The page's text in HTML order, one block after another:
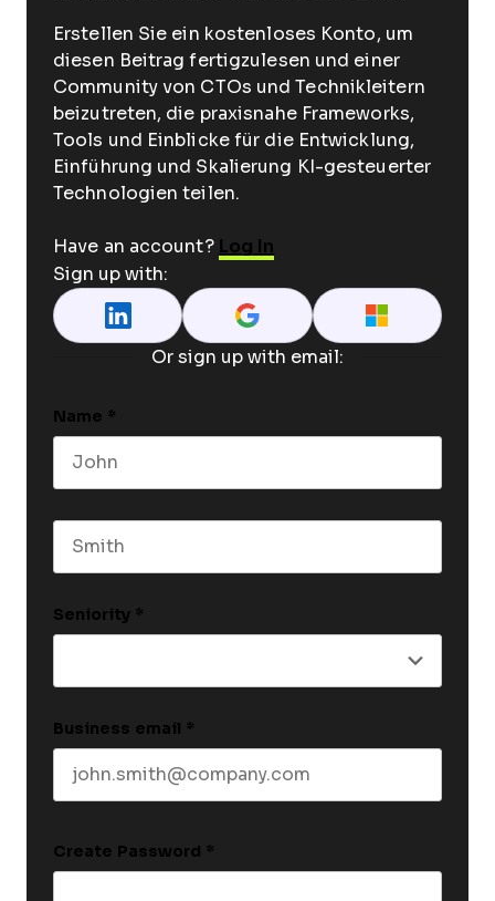
Erstellen Sie ein kostenloses Konto, um
diesen Beitrag fertigzulesen und einer
Community von CTOs und Technikleitern
beizutreten, die praxisnahe Frameworks,
Tools und Einblicke für die Entwicklung,
Einführung und Skalierung KI-gesteuerter
Technologien teilen.
Have an account? Log In
Sign up with:
Or sign up with email:
Name *
Seniority *
Business email *
Create Password *